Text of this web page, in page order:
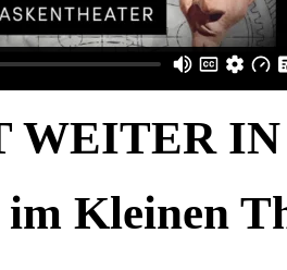
WEITER
Kleinen